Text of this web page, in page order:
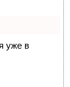
уже в